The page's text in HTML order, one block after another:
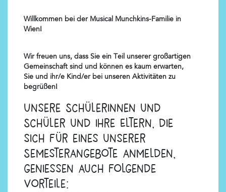
Willkommen bei der Musical Munchkins-Familie in
Wien!
Wir freuen uns, dass Sie ein Teil unserer großartigen
Gemeinschaft sind und können es kaum erwarten,
Sie und ihr/e Kind/er bei unseren Aktivitäten zu
begrüßen!
Unsere Schülerinnen und
Schüler und ihre Eltern, die
sich für eines unserer
Semesterangebote anmelden,
geniessen auch folgende
Vorteile: